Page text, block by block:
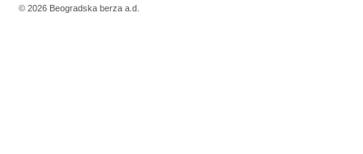
© 2026 Beogradska berza a.d.